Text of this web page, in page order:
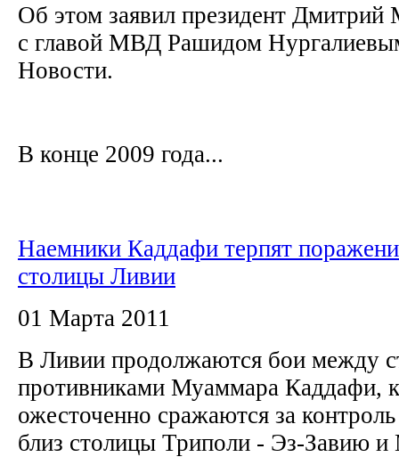
Об этом заявил президент Дмитрий
с главой МВД Рашидом
Новости.
В конце 2009 года...
Наемники Каддафи терпят
столицы Ливии
01 Марта 2011
В Ливии продолжаются бои между
противниками Муаммара Каддафи,
ожесточенно сражаются за
близ столицы Триполи - Эз-Завию